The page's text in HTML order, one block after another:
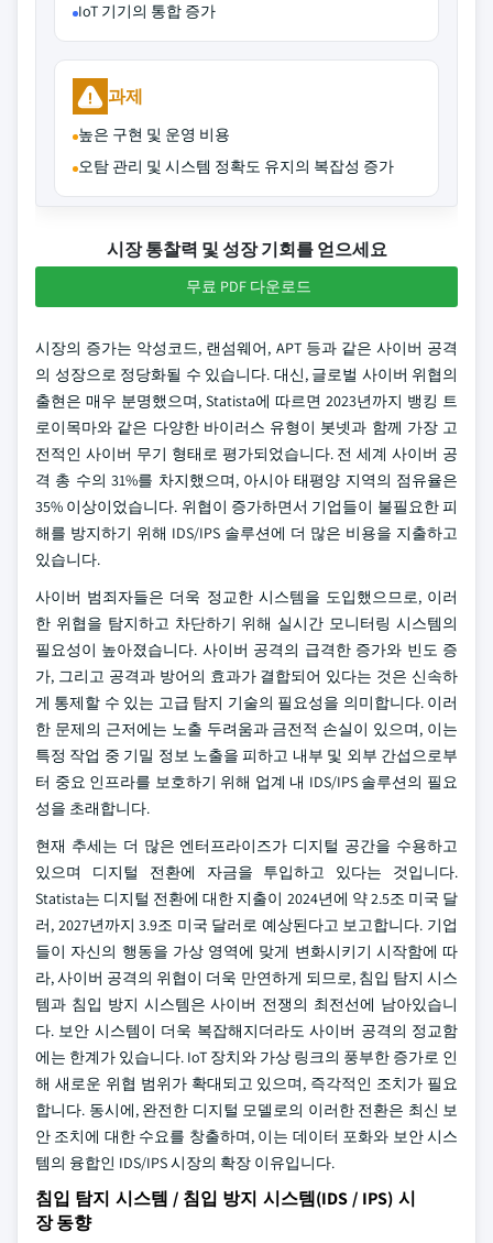
IoT 기기의 통합 증가
과제
높은 구현 및 운영 비용
오탐 관리 및 시스템 정확도 유지의 복잡성 증가
시장 통찰력 및 성장 기회를 얻으세요
무료 PDF 다운로드
시장의 증가는 악성코드, 랜섬웨어, APT 등과 같은 사이버 공격
의 성장으로 정당화될 수 있습니다. 대신, 글로벌 사이버 위협의
출현은 매우 분명했으며, Statista에 따르면 2023년까지 뱅킹 트
로이목마와 같은 다양한 바이러스 유형이 봇넷과 함께 가장 고
전적인 사이버 무기 형태로 평가되었습니다. 전 세계 사이버 공
격 총 수의 31%를 차지했으며, 아시아 태평양 지역의 점유율은
35% 이상이었습니다. 위협이 증가하면서 기업들이 불필요한 피
해를 방지하기 위해 IDS/IPS 솔루션에 더 많은 비용을 지출하고
있습니다.
사이버 범죄자들은 더욱 정교한 시스템을 도입했으므로, 이러
한 위협을 탐지하고 차단하기 위해 실시간 모니터링 시스템의
필요성이 높아졌습니다. 사이버 공격의 급격한 증가와 빈도 증
가, 그리고 공격과 방어의 효과가 결합되어 있다는 것은 신속하
게 통제할 수 있는 고급 탐지 기술의 필요성을 의미합니다. 이러
한 문제의 근저에는 노출 두려움과 금전적 손실이 있으며, 이는
특정 작업 중 기밀 정보 노출을 피하고 내부 및 외부 간섭으로부
터 중요 인프라를 보호하기 위해 업계 내 IDS/IPS 솔루션의 필요
성을 초래합니다.
현재 추세는 더 많은 엔터프라이즈가 디지털 공간을 수용하고
있으며 디지털 전환에 자금을 투입하고 있다는 것입니다.
Statista는 디지털 전환에 대한 지출이 2024년에 약 2.5조 미국 달
러, 2027년까지 3.9조 미국 달러로 예상된다고 보고합니다. 기업
들이 자신의 행동을 가상 영역에 맞게 변화시키기 시작함에 따
라, 사이버 공격의 위협이 더욱 만연하게 되므로, 침입 탐지 시스
템과 침입 방지 시스템은 사이버 전쟁의 최전선에 남아있습니
다. 보안 시스템이 더욱 복잡해지더라도 사이버 공격의 정교함
에는 한계가 있습니다. IoT 장치와 가상 링크의 풍부한 증가로 인
해 새로운 위협 범위가 확대되고 있으며, 즉각적인 조치가 필요
합니다. 동시에, 완전한 디지털 모델로의 이러한 전환은 최신 보
안 조치에 대한 수요를 창출하며, 이는 데이터 포화와 보안 시스
템의 융합인 IDS/IPS 시장의 확장 이유입니다.
침입 탐지 시스템 / 침입 방지 시스템(IDS / IPS) 시
장 동향